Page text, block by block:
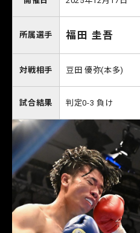
所属選手 福田 圭吾
対戦相手 豆田 優弥(本多)
試合結果 判定0-3 負け